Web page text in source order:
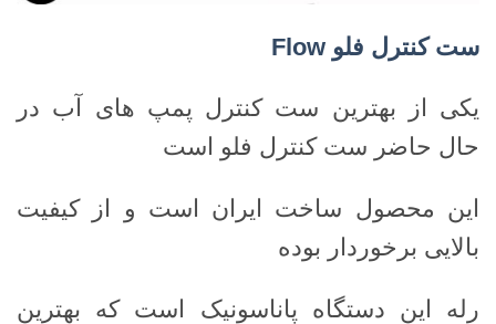
ست کنترل فلو
یکی از بهترین ست کنترل پمپ های آب در
حال حاضر ست کنترل فلو است
این محصول ساخت ایران است و از کیفیت
بالایی برخوردار بوده
رله این دستگاه پاناسونیک است که بهترین